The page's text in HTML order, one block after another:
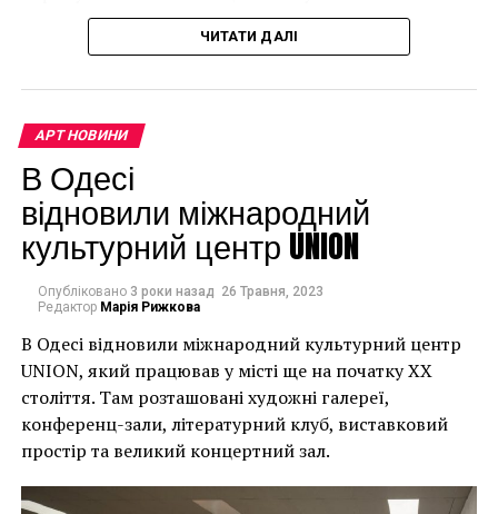
впевнений, що Бенксі
усвідомлює
непередбачувані
наслідки для власників
будинків. Якби ми
могли повернути час
назад, ми б це
зробили”.
Хулігани, які намагалися зафарбувати мурал, злодії,
які відколювали зафарбовані фрагменти, щоб
продати їх у Facebook, тріщини в стіні та члени
окружної ради – це лише деякі з неприємностей, з
якими довелося зіткнутися Куттсам. Після крадіжки
їм довелося за власний кошт найняти охоронця,
ЧИТАТИ ДАЛІ
АРТ НОВИНИ
В Одесі
відновили міжнародний
культурний центр UNION
Опубліковано 3 роки назад 26 Травня, 2023
Редактор Марія Рижкова
В Одесі відновили міжнародний культурний центр
UNION, який працював у місті ще на початку XX
століття. Там розташовані художні галереї,
конференц-зали, літературний клуб, виставковий
простір та великий концертний зал.